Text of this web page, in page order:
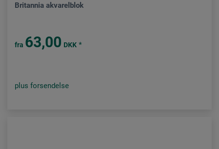
Britannia akvarelblok
fra 63,00 DKK *
plus forsendelse